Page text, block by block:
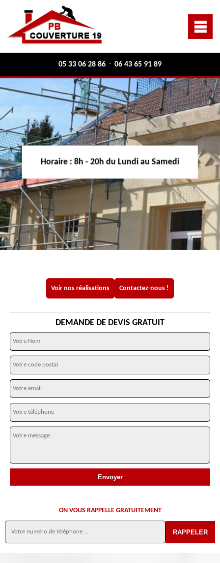
05 33 06 28 86 - 06 43 65 91 89
Horaire : 8h - 20h du Lundi au Samedi
Voir nos réalisations Contactez-nous !
DEMANDE DE DEVIS GRATUIT
ON VOUS RAPPELLE GRATUITEMENT